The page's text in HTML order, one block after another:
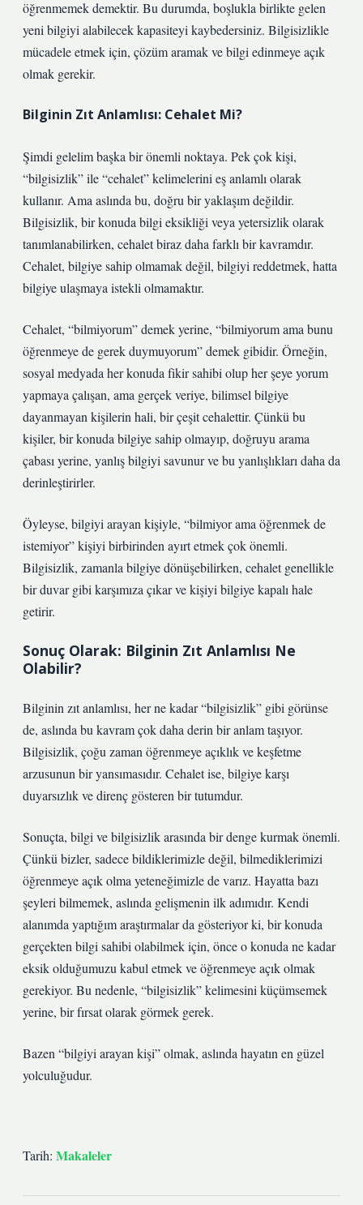
öğrenmemek demektir. Bu durumda, boşlukla birlikte gelen
yeni bilgiyi alabilecek kapasiteyi kaybedersiniz. Bilgisizlikle
mücadele etmek için, çözüm aramak ve bilgi edinmeye açık
olmak gerekir.
Bilginin Zıt Anlamlısı: Cehalet Mi?
Şimdi gelelim başka bir önemli noktaya. Pek çok kişi,
“bilgisizlik” ile “cehalet” kelimelerini eş anlamlı olarak
kullanır. Ama aslında bu, doğru bir yaklaşım değildir.
Bilgisizlik, bir konuda bilgi eksikliği veya yetersizlik olarak
tanımlanabilirken, cehalet biraz daha farklı bir kavramdır.
Cehalet, bilgiye sahip olmamak değil, bilgiyi reddetmek, hatta
bilgiye ulaşmaya istekli olmamaktır.
Cehalet, “bilmiyorum” demek yerine, “bilmiyorum ama bunu
öğrenmeye de gerek duymuyorum” demek gibidir. Örneğin,
sosyal medyada her konuda fikir sahibi olup her şeye yorum
yapmaya çalışan, ama gerçek veriye, bilimsel bilgiye
dayanmayan kişilerin hali, bir çeşit cehalettir. Çünkü bu
kişiler, bir konuda bilgiye sahip olmayıp, doğruyu arama
çabası yerine, yanlış bilgiyi savunur ve bu yanlışlıkları daha da
derinleştirirler.
Öyleyse, bilgiyi arayan kişiyle, “bilmiyor ama öğrenmek de
istemiyor” kişiyi birbirinden ayırt etmek çok önemli.
Bilgisizlik, zamanla bilgiye dönüşebilirken, cehalet genellikle
bir duvar gibi karşımıza çıkar ve kişiyi bilgiye kapalı hale
getirir.
Sonuç Olarak: Bilginin Zıt Anlamlısı Ne
Olabilir?
Bilginin zıt anlamlısı, her ne kadar “bilgisizlik” gibi görünse
de, aslında bu kavram çok daha derin bir anlam taşıyor.
Bilgisizlik, çoğu zaman öğrenmeye açıklık ve keşfetme
arzusunun bir yansımasıdır. Cehalet ise, bilgiye karşı
duyarsızlık ve direnç gösteren bir tutumdur.
Sonuçta, bilgi ve bilgisizlik arasında bir denge kurmak önemli.
Çünkü bizler, sadece bildiklerimizle değil, bilmediklerimizi
öğrenmeye açık olma yeteneğimizle de varız. Hayatta bazı
şeyleri bilmemek, aslında gelişmenin ilk adımıdır. Kendi
alanımda yaptığım araştırmalar da gösteriyor ki, bir konuda
gerçekten bilgi sahibi olabilmek için, önce o konuda ne kadar
eksik olduğumuzu kabul etmek ve öğrenmeye açık olmak
gerekiyor. Bu nedenle, “bilgisizlik” kelimesini küçümsemek
yerine, bir fırsat olarak görmek gerek.
Bazen “bilgiyi arayan kişi” olmak, aslında hayatın en güzel
yolculuğudur.
Tarih: Makaleler